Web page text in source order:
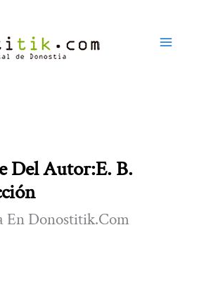
Del Autor:E. B.
En Donostitik.com